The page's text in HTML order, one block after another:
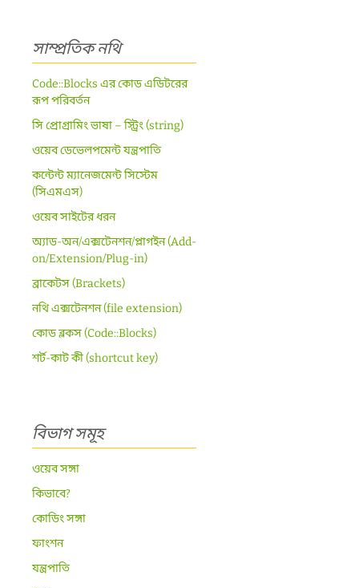
সাম্প্রতিক নথি
Code::Blocks এর কোড এডিটরের
রূপ পরিবর্তন
সি প্রোগ্রামিং ভাষা – স্ট্রিং (string)
ওয়েব ডেভেলপমেন্ট যন্ত্রপাতি
কন্টেন্ট ম্যানেজমেন্ট সিস্টেম
(সিএমএস)
ওয়েব সাইটের ধরন
অ্যাড-অন/এক্সটেনশন/প্লাগইন (Add-
on/Extension/Plug-in)
ব্রাকেটস (Brackets)
নথি এক্সটেনশন (file extension)
কোড ব্লকস (Code::Blocks)
শর্ট-কাট কী (shortcut key)
বিভাগ সমূহ
ওয়েব সঙ্গা
কিভাবে?
কোডিং সঙ্গা
ফাংশন
যন্ত্রপাতি